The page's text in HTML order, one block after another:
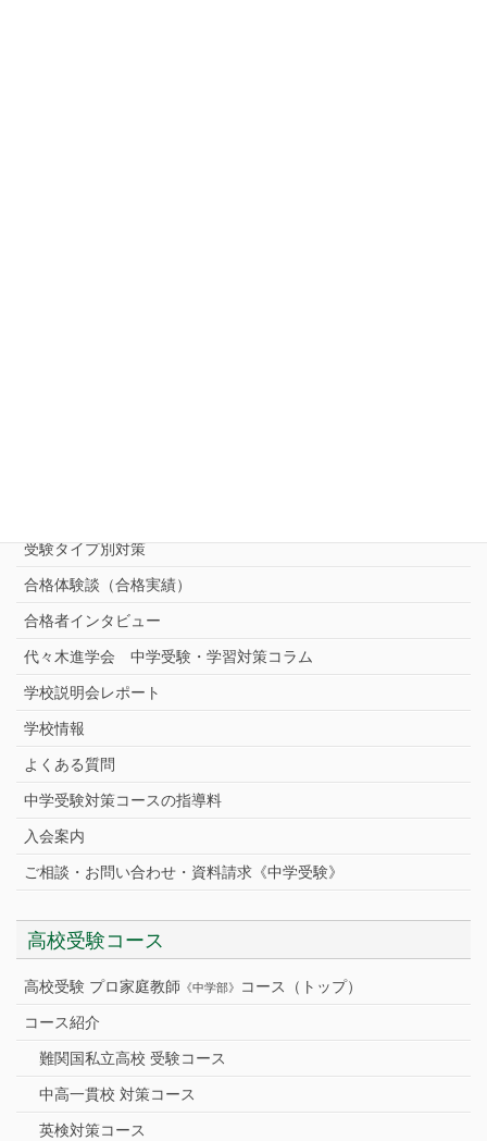
受験タイプ別対策
合格体験談（合格実績）
合格者インタビュー
代々木進学会 中学受験・学習対策コラム
学校説明会レポート
学校情報
よくある質問
中学受験対策コースの指導料
入会案内
ご相談・お問い合わせ・資料請求《中学受験》
高校受験コース
高校受験 プロ家庭教師 《中学部》 コース（トップ）
コース紹介
難関国私立高校 受験コース
中高一貫校 対策コース
英検対策コース